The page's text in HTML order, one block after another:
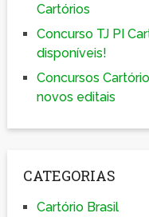
Cartórios
Concurso TJ PI
disponíveis!
Concursos
novos editais
CATEGORIAS
Cartório Brasil